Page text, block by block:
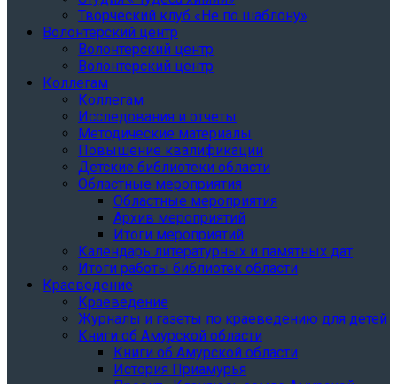
Творческий клуб «Не по шаблону»
Волонтерский центр
Волонтерский центр
Волонтерский центр
Коллегам
Коллегам
Исследования и отчеты
Методические материалы
Повышение квалификации
Детские библиотеки области
Областные мероприятия
Областные мероприятия
Архив мероприятий
Итоги мероприятий
Календарь литературных и памятных дат
Итоги работы библиотек области
Краеведение
Краеведение
Журналы и газеты по краеведению для детей
Книги об Амурской области
Книги об Амурской области
История Приамурья